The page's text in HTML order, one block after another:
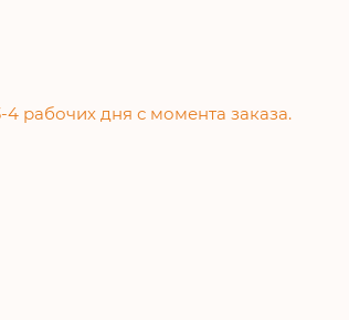
4 рабочих дня с момента заказа.